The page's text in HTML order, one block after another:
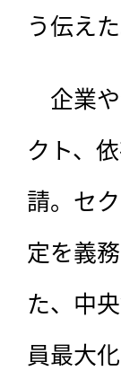
う伝えた
企業
クト、
請。セ
定を義
た、中
員最大